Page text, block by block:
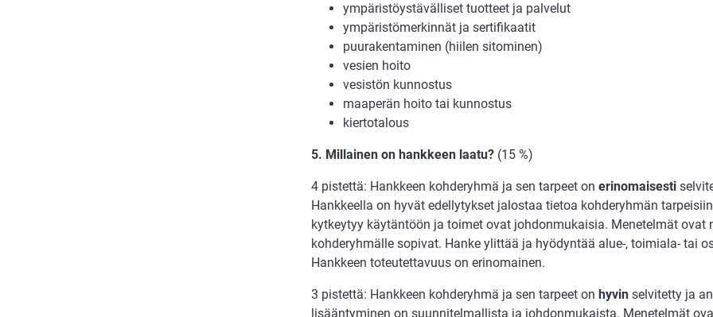
ympäristöystävälliset tuotteet ja palvelut
ympäristömerkinnät ja sertifikaatit
puurakentaminen (hiilen sitominen)
vesien hoito
vesistön kunnostus
maaperän hoito tai kunnostus
kiertotalous
5. Millainen on hankkeen laatu? (15 %)
4 pistettä: Hankkeen kohderyhmä ja sen tarpeet on erinomaisesti
Hankkeella on hyvät edellytykset jalostaa tietoa kohderyhmän
kytkeytyy käytäntöön ja toimet ovat johdonmukaisia. Menetelmät ovat
kohderyhmälle sopivat. Hanke ylittää ja hyödyntää alue-, toimiala- tai
Hankkeen toteutettavuus on erinomainen.
3 pistettä: Hankkeen kohderyhmä ja sen tarpeet on hyvin selvitetty ja
lisääntyminen on suunnitelmallista ja johdonmukaista. Menetelmät